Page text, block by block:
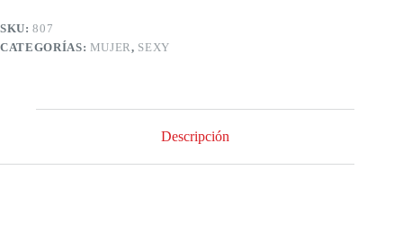
SKU:807
CATEGORÍAS: MUJER, SEXY
Descripción